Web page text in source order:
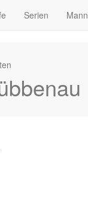
Serien